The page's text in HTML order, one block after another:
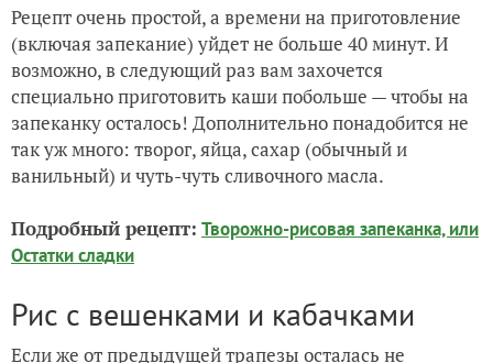
Рецепт очень простой, а времени на приготовление
(включая запекание) уйдет не больше 40 минут. И
возможно, в следующий раз вам захочется
специально приготовить каши побольше — чтобы на
запеканку осталось! Дополнительно понадобится не
так уж много: творог, яйца, сахар (обычный и
ванильный) и чуть-чуть сливочного масла.
Подробный рецепт: Творожно-рисовая запеканка, или
Остатки сладки
Рис с вешенками и кабачками
Если же от предыдущей трапезы осталась не